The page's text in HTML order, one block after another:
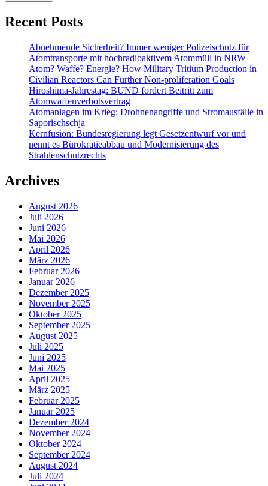
Recent Posts
Abnehmende Sicherheit? Immer weniger Polizeischutz für
Atomtransporte mit hochradioaktivem Atommüll in NRW
Atom? Waffe? Energie? How Military Tritium Production in
Civilian Reactors Can Further Non-proliferation Goals
Hiroshima-Jahrestag: BUND fordert Beitritt zum
Atomwaffenverbotsvertrag
Atomanlagen im Krieg: Drohnenangriffe und Stromausfälle in
Saporischschja
Kernfusion: Bundesregierung legt Gesetzentwurf vor und
nennt es Bürokratieabbau und Modernisierung des
Strahlenschutzrechts
Archives
August 2026
Juli 2026
Juni 2026
Mai 2026
April 2026
März 2026
Februar 2026
Januar 2026
Dezember 2025
November 2025
Oktober 2025
September 2025
August 2025
Juli 2025
Juni 2025
Mai 2025
April 2025
März 2025
Februar 2025
Januar 2025
Dezember 2024
November 2024
Oktober 2024
September 2024
August 2024
Juli 2024